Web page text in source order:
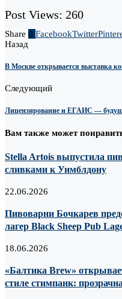
Post Views: 260
Share 0 FacebookTwitter
Назад
В Москве открывается выставка
Следующий
Лицензирование и ЕГАИС —
Вам также может
Stella Artois выпустила
сливками к Уимблдону
22.06.2026
Пивоварни Бочкарев
лагер Black Sheep Pub
18.06.2026
«Балтика Brew»
стиле стимпанк: